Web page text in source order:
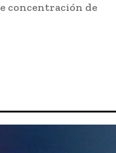
concentración de